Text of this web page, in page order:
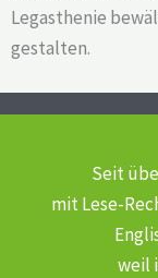
Legasthenie
gestalten.
Seit
mit Lese-
weil